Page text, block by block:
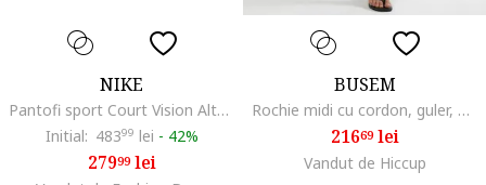
NIKE
Pantofi sport Court Vision Alta din piele si piele ecologica, Alb/Negru/Alb optic
Initial: 48399 lei - 42%
27999lei
BUSEM
Rochie midi cu cordon, guler, Negru
21669lei
Vandut de Hiccup